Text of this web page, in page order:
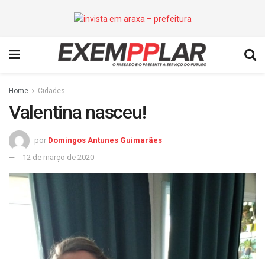
Home Cidades
Valentina nasceu!
por Domingos Antunes Guimarães
12 de março de 2020